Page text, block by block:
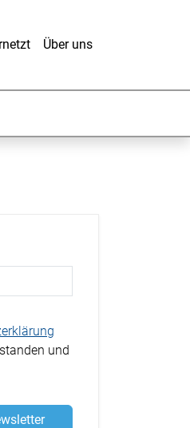
Über uns
und